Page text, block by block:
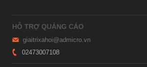
HỖ TRỢ QUẢNG CÁO
giaitrixahoi@admicro.vn
02473007108